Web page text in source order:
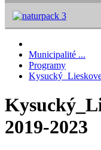
Municipalité ...
Programy
2019-2023